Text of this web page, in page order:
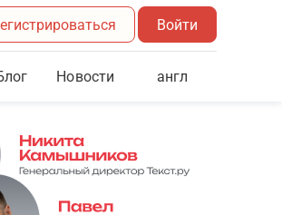
Войти
Новости англ